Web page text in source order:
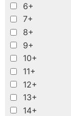
6+
7+
8+
9+
10+
11+
12+
13+
14+